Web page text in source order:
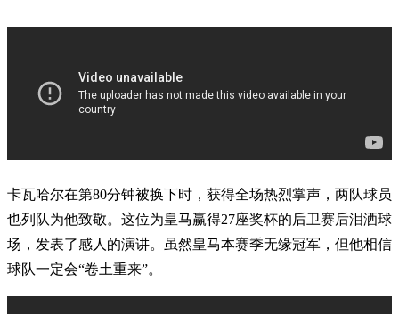
卡瓦哈尔在第80分钟被换下时，获得全场热烈掌声，两队球员
也列队为他致敬。这位为皇马赢得27座奖杯的后卫赛后泪洒球
场，发表了感人的演讲。虽然皇马本赛季无缘冠军，但他相信
球队一定会“卷土重来”。